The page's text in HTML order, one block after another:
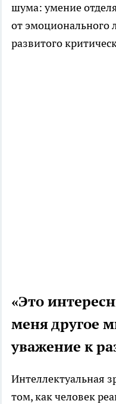
шума: умение
от эмоционального
развитого
«Это
меня другое
уважение к
Интеллектуальная
том, как человек